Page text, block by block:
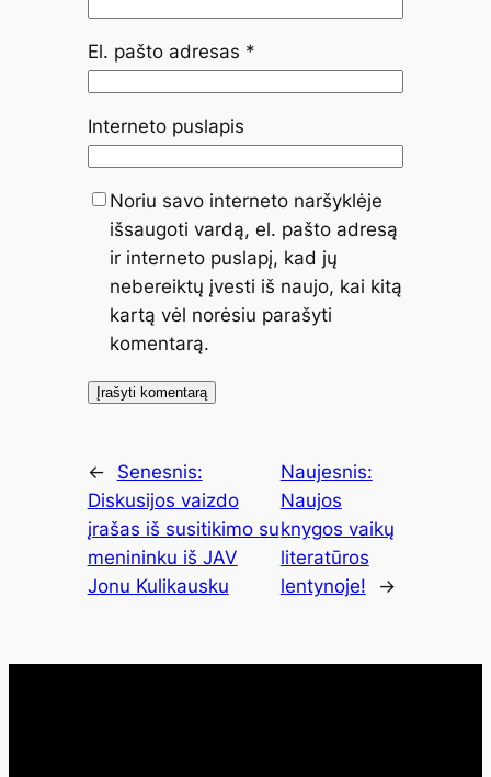
El. pašto adresas *
Interneto puslapis
Noriu savo interneto naršyklėje
išsaugoti vardą, el. pašto adresą
ir interneto puslapį, kad jų
nebereiktų įvesti iš naujo, kai kitą
kartą vėl norėsiu parašyti
komentarą.
←
Senesnis:
Diskusijos vaizdo
įrašas iš susitikimo su
menininku iš JAV
Jonu Kulikausku
Naujesnis:
Naujos
knygos vaikų
literatūros
lentynoje!
→